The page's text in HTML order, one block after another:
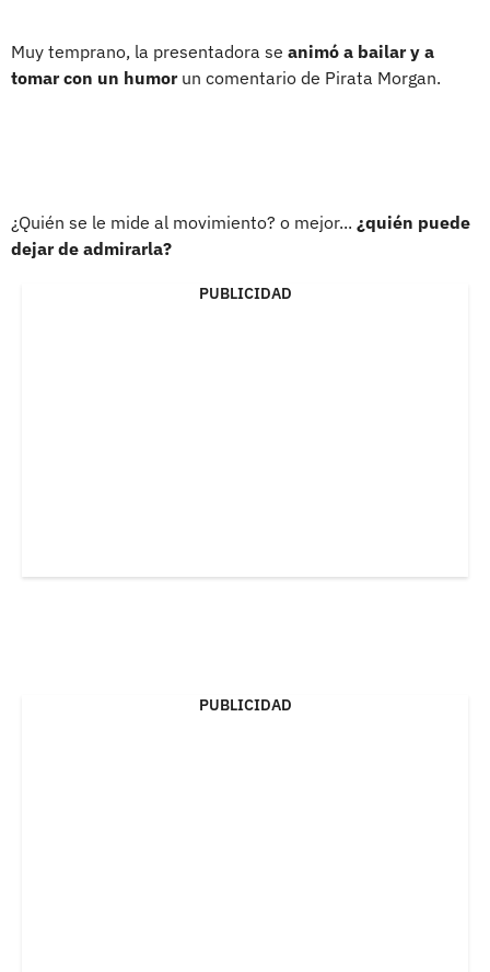
Muy temprano, la presentadora se animó a bailar y a
tomar con un humor un comentario de Pirata Morgan.
¿Quién se le mide al movimiento? o mejor... ¿quién puede
dejar de admirarla?
PUBLICIDAD
PUBLICIDAD